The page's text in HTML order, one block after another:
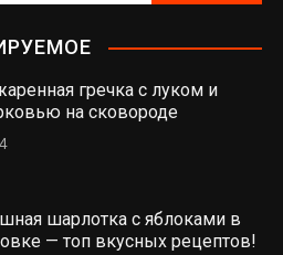
гречка с луком и
на сковороде
шарлотка с яблоками в
— топ вкусных рецептов!